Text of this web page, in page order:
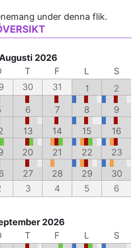
under denna flik.
Augusti 2026
T F L
S
30 31 1 2
6 7 8 9
13 14 15 16
20 21 22 23
27 28 29
30
3 4 5 6
2026
T F L
S